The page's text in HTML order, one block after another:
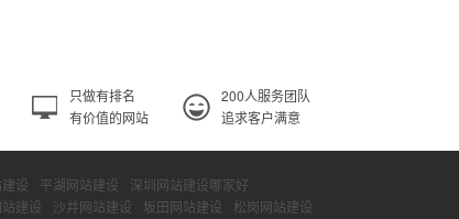
只做有排名
有价值的网站
200人服务团队
追求客户满意
设 平湖网站建设
深圳网站建设哪家好
建设 沙井网站建设 坂田网站建设
松岗网站建设